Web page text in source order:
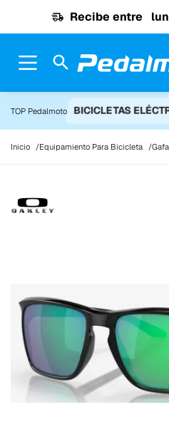
Recibe entre
TOP Pedalmoto BICICLETAS
Inicio Equipamiento Para Bicicleta